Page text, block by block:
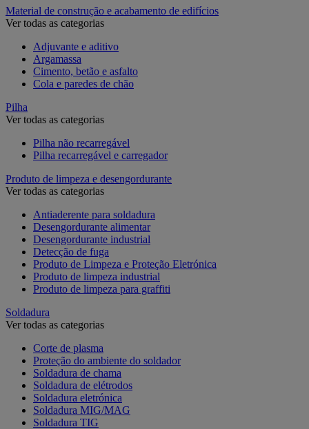
Material de construção e acabamento de edifícios
Ver todas as categorias
Adjuvante e aditivo
Argamassa
Cimento, betão e asfalto
Cola e paredes de chão
Pilha
Ver todas as categorias
Pilha não recarregável
Pilha recarregável e carregador
Produto de limpeza e desengordurante
Ver todas as categorias
Antiaderente para soldadura
Desengordurante alimentar
Desengordurante industrial
Detecção de fuga
Produto de Limpeza e Proteção Eletrónica
Produto de limpeza industrial
Produto de limpeza para graffiti
Soldadura
Ver todas as categorias
Corte de plasma
Proteção do ambiente do soldador
Soldadura de chama
Soldadura de elétrodos
Soldadura eletrónica
Soldadura MIG/MAG
Soldadura TIG